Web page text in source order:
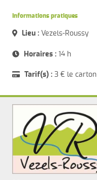
Informations pratiques
Lieu : Vezels-Roussy
Horaires : 14 h
Tarif(s) : 3 € le carton